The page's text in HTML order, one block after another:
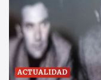
ACTUALIDAD